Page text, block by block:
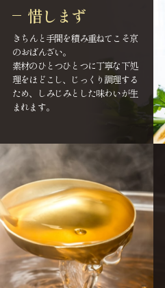
惜しまず
きちんと手間を積み重ねてこそ京
のおばんざい。
素材のひとつひとつに丁寧な下処
理をほどこし、じっくり調理する
ため、しみじみとした味わいが生
まれます。